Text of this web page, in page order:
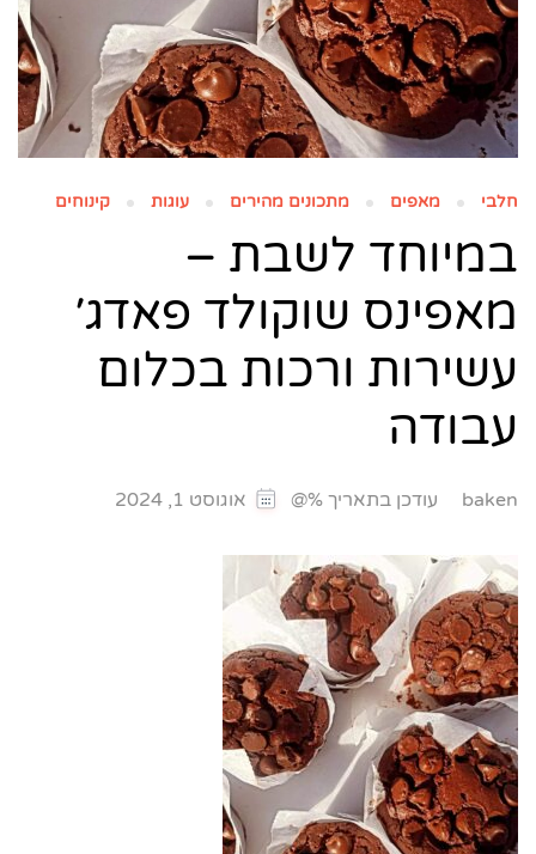
חלבי מאפים מתכונים מהירים עוגות קינוחים
במיוחד לשבת –
מאפינס שוקולד פאדג׳
עשירות ורכות בכלום
עבודה
baken עודכן בתאריך %@ אוגוסט 1, 2024